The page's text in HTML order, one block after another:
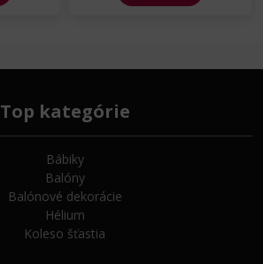
Top kategórie
Bábiky
Balóny
Balónové dekorácie
Hélium
Koleso šťastia